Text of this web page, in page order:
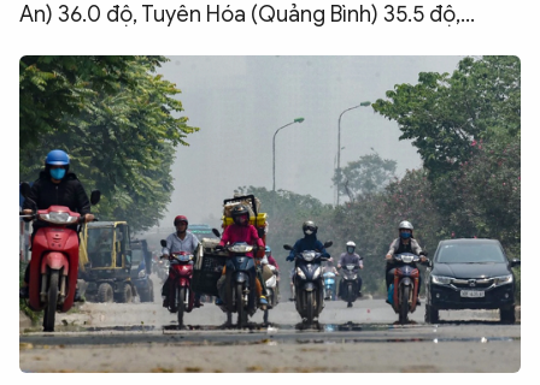
ĐA PHƯƠNG TIỆN
eMagazine
Podcast
Video
Infographic
Chuyên trang An ninh thế giới
Văn nghệ Công an
Chuyên đề
An) 36.0 độ, Tuyên Hóa (Quảng Bình) 35.5 độ,…